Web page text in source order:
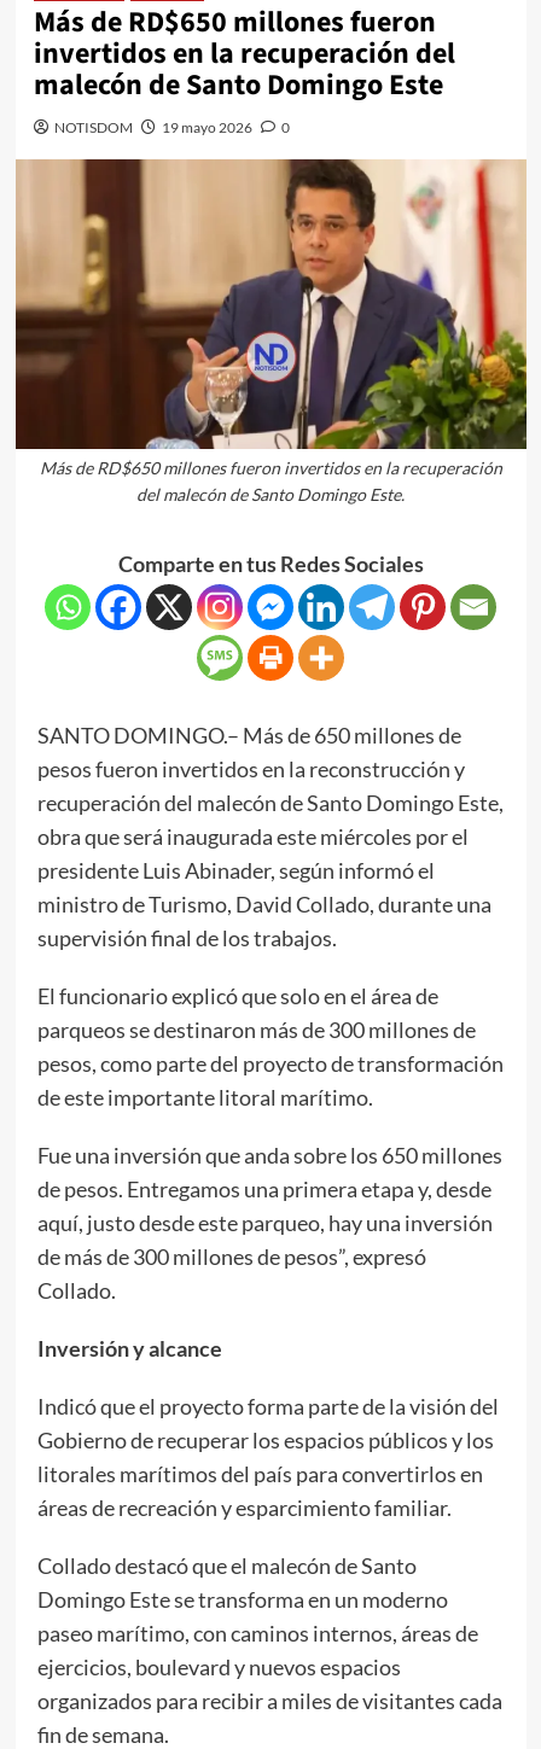
Más de RD$650 millones fueron
invertidos en la recuperación del
malecón de Santo Domingo Este
NOTISDOM 19 mayo 2026 0
Más de RD$650 millones fueron invertidos en la recuperación
del malecón de Santo Domingo Este.
Comparte en tus Redes Sociales
SANTO DOMINGO.– Más de 650 millones de
pesos fueron invertidos en la reconstrucción y
recuperación del malecón de Santo Domingo Este,
obra que será inaugurada este miércoles por el
presidente Luis Abinader, según informó el
ministro de Turismo, David Collado, durante una
supervisión final de los trabajos.
El funcionario explicó que solo en el área de
parqueos se destinaron más de 300 millones de
pesos, como parte del proyecto de transformación
de este importante litoral marítimo.
Fue una inversión que anda sobre los 650 millones
de pesos. Entregamos una primera etapa y, desde
aquí, justo desde este parqueo, hay una inversión
de más de 300 millones de pesos”, expresó
Collado.
Inversión y alcance
Indicó que el proyecto forma parte de la visión del
Gobierno de recuperar los espacios públicos y los
litorales marítimos del país para convertirlos en
áreas de recreación y esparcimiento familiar.
Collado destacó que el malecón de Santo
Domingo Este se transforma en un moderno
paseo marítimo, con caminos internos, áreas de
ejercicios, boulevard y nuevos espacios
organizados para recibir a miles de visitantes cada
fin de semana.